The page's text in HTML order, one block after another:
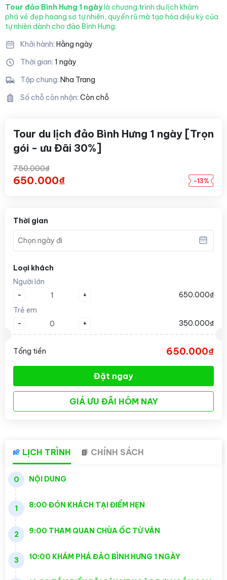
Tour đảo Bình Hưng 1 ngàylà chương trình du lịch khám
phá vẻ đẹp hoang sơ tự nhiên, quyến rũ mà tạo hóa diệu kỳ của
tự nhiên dành cho đảo Bình Hưng.
Khởi hành: Hằng ngày
Thời gian: 1 ngày
Tập chung: Nha Trang
Số chỗ còn nhận: Còn chỗ
Tour du lịch đảo Bình Hưng 1 ngày [Trọn
gói - ưu Đãi 30%]
750.000₫
650.000₫ -13%
Thời gian
Loại khách
Người lớn
-
+
650.000₫
Trẻ em
-
+ 350.000₫
Tổng tiền 650.000₫
Đặt ngay
GIÁ ƯU ĐÃI HÔM NAY
LỊCH TRÌNH CHÍNH SÁCH
0 NỘI DUNG
1 8:00 ĐÓN KHÁCH TẠI ĐIỂM HẸN
2 9:00 THAM QUAN CHÙA ỐC TỪ VÂN
3 10:00 KHÁM PHÁ ĐẢO BÌNH HƯNG 1 NGÀY